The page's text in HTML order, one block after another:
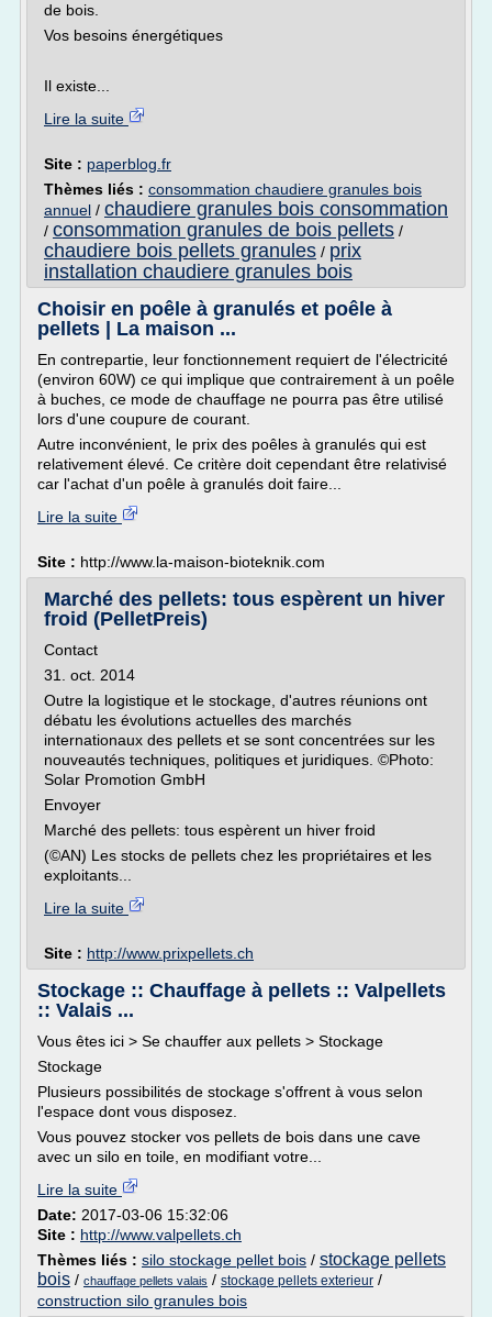
de bois.
Vos besoins énergétiques
Il existe...
Lire la suite
Site : paperblog.fr
Thèmes liés : consommation chaudiere granules bois
annuel / chaudiere granules bois consommation
/ consommation granules de bois pellets /
chaudiere bois pellets granules / prix
installation chaudiere granules bois
Choisir en poêle à granulés et poêle à
pellets | La maison ...
En contrepartie, leur fonctionnement requiert de l'électricité
(environ 60W) ce qui implique que contrairement à un poêle
à buches, ce mode de chauffage ne pourra pas être utilisé
lors d'une coupure de courant.
Autre inconvénient, le prix des poêles à granulés qui est
relativement élevé. Ce critère doit cependant être relativisé
car l'achat d'un poêle à granulés doit faire...
Lire la suite
Site : http://www.la-maison-bioteknik.com
Marché des pellets: tous espèrent un hiver
froid (PelletPreis)
Contact
31. oct. 2014
Outre la logistique et le stockage, d'autres réunions ont
débatu les évolutions actuelles des marchés
internationaux des pellets et se sont concentrées sur les
nouveautés techniques, politiques et juridiques. ©Photo:
Solar Promotion GmbH
Envoyer
Marché des pellets: tous espèrent un hiver froid
(©AN) Les stocks de pellets chez les propriétaires et les
exploitants...
Lire la suite
Site : http://www.prixpellets.ch
Stockage :: Chauffage à pellets :: Valpellets
:: Valais ...
Vous êtes ici > Se chauffer aux pellets > Stockage
Stockage
Plusieurs possibilités de stockage s'offrent à vous selon
l'espace dont vous disposez.
Vous pouvez stocker vos pellets de bois dans une cave
avec un silo en toile, en modifiant votre...
Lire la suite
Date: 2017-03-06 15:32:06
Site : http://www.valpellets.ch
Thèmes liés : silo stockage pellet bois / stockage pellets
bois / chauffage pellets valais / stockage pellets exterieur /
construction silo granules bois